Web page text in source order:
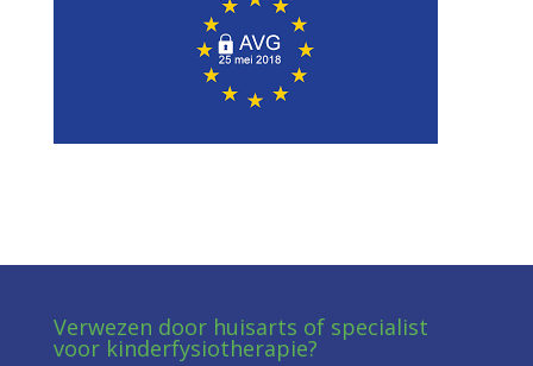
Verwezen door huisarts of specialist
voor kinderfysiotherapie?